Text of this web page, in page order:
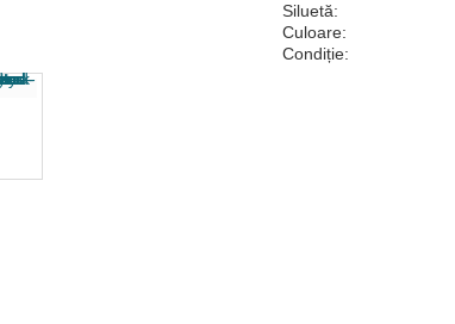
Siluetă:
Culoare:
Condiție: